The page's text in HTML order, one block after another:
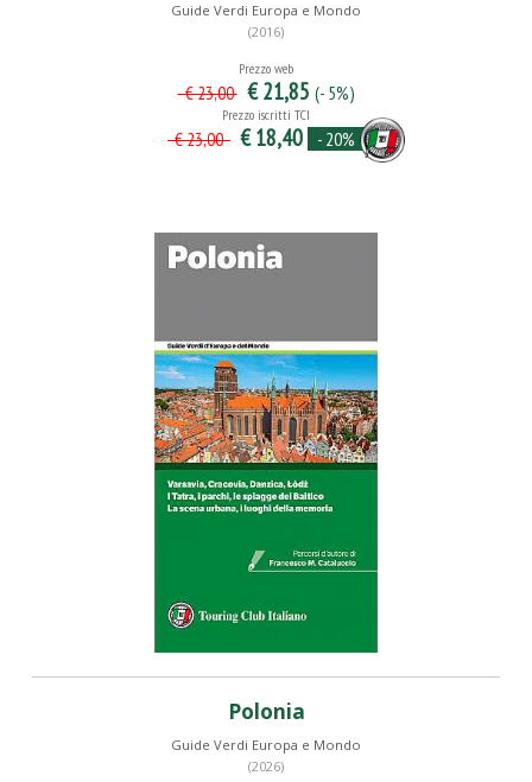
Guide Verdi Europa e Mondo
(2016)
Prezzo web
€ 23,00 € 21,85 (- 5%)
Prezzo iscritti TCI
€ 23,00 € 18,40 - 20%
Polonia
Guide Verdi Europa e Mondo
(2026)